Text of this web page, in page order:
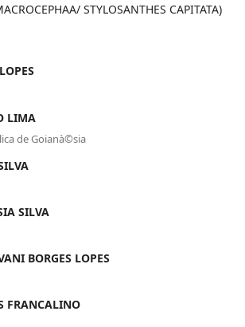
STYLOSANTHES CAPITATA)
LIMA
de Goianà©sia
SILVA
BORGES LOPES
FRANCALINO